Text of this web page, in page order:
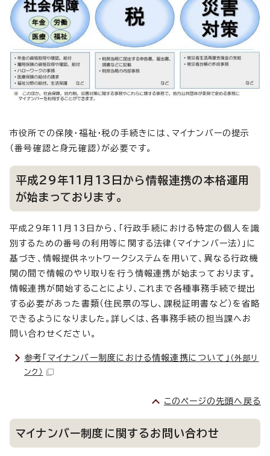
市役所での保険・福祉・税の手続きには、マイナンバーの提示
（番号確認と身元確認）が必要です。
平成29年11月13日から情報連携の本格運用
が始まっております。
平成29年11月13日から、「行政手続における特定の個人を識
別するための番号の利用等に関する法律（マイナンバー法）」に
基づき、情報提供ネットワークシステムを用いて、異なる行政機
関の間で情報のやり取りを行う情報連携が始まっております。
情報連携が開始することにより、これまで各種事務手続で提出
する必要があった書類（住民票の写し、課税証明書など）を省略
できるようになりました。詳しくは、各事務手続の担当課へお
問い合わせください。
参考「マイナンバー制度における情報連携について」 （外部リ
ンク）
このページの先頭へ戻る
マイナンバー制度に関するお問い合わせ